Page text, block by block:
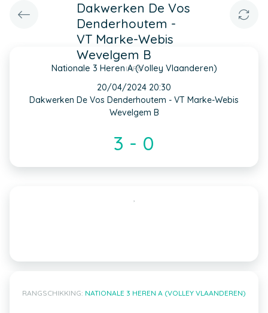
Dakwerken De Vos
Denderhoutem -
VT Marke-Webis
Wevelgem B
Nationale 3 Heren A (Volley Vlaanderen)
INFO
20/04/2024 20:30
Dakwerken De Vos Denderhoutem - VT Marke-Webis
Wevelgem B
3 - 0
,
RANGSCHIKKING: NATIONALE 3 HEREN A (VOLLEY VLAANDEREN)